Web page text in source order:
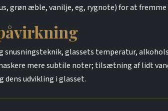
grøn æble, vanilje, eg, rygnote) for at fremme
snusningsteknik, glassets temperatur,
mere subtile noter; tilsætning af lidt
dens udvikling i glasset.